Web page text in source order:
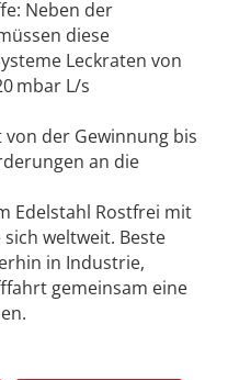
Neben der
diese
Leckraten von
mbar L/s
der Gewinnung bis
an die
Edelstahl Rostfrei mit
weltweit. Beste
in Industrie,
gemeinsam eine